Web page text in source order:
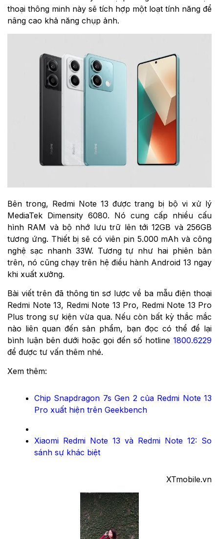
thoại thông minh này sẽ tích hợp một loạt tính năng để
nâng cao khả năng chụp ảnh.
Bên trong, Redmi Note 13 được trang bị bộ vi xử lý
MediaTek Dimensity 6080. Nó cung cấp nhiều cấu
hình RAM và bộ nhớ lưu trữ lên tới 12GB và 256GB
tương ứng. Thiết bị sẽ có viên pin 5.000 mAh và công
nghệ sạc nhanh 33W. Tương tự như hai phiên bản
trên, nó cũng chạy trên hệ điều hành Android 13 ngay
khi xuất xưởng.
Bài viết trên đã thông tin sơ lược về ba mẫu điện thoại
Redmi Note 13, Redmi Note 13 Pro, Redmi Note 13 Pro
Plus trong sự kiện vừa qua. Nếu còn bất kỳ thắc mắc
nào liên quan đến sản phẩm, bạn đọc có thể để lại
bình luận bên dưới hoặc gọi đến số hotline 1800.6229
để được tư vấn thêm nhé.
Xem thêm:
Chip Snapdragon 7s Gen 2 của Redmi Note 13
Pro xuất hiện trên Geekbench
Xiaomi Redmi Note 13 và Redmi Note 12: So
sánh sự khác biệt
XTmobile.vn